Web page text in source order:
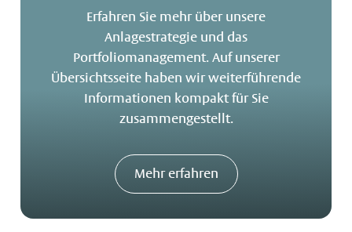
Erfahren Sie mehr über unsere
Anlagestrategie und das
Portfoliomanagement. Auf unserer
Übersichtsseite haben wir weiterführende
Informationen kompakt für Sie
zusammengestellt.
Mehr erfahren